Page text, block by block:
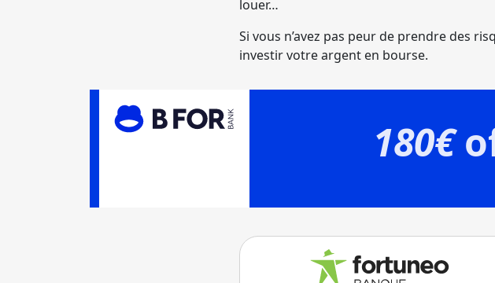
louer…
Si vous n’avez pas peur de prendre des
investir votre argent en bourse.